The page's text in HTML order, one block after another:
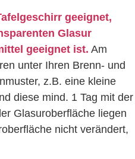
geeignet,
Glasur
geeignet ist. Am
unter Ihren Brenn- und
z.B. eine kleine
diese mind. 1 Tag mit der
Glasuroberfläche liegen
nicht verändert,